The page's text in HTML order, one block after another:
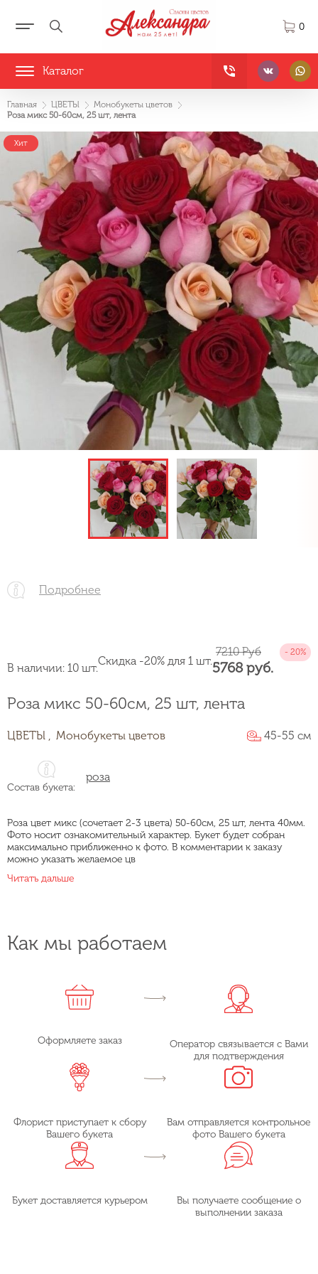
0
Каталог
Главная ЦВЕТЫ
Монобукеты цветов
Роза микс 50-60см, 25 шт, лента
Хит
Хит
Подробнее
Роза микс 50-60см, 25 шт, лента
ЦВЕТЫ , Монобукеты цветов 45-55 см
Состав букета:
роза
Роза цвет микс (сочетает 2-3 цвета) 50-60см, 25 шт, лента 40мм.
Фото носит ознакомительный характер. Букет будет собран
максимально приближенно к фото. В комментарии к заказу
можно указать желаемое цв
Читать дальше
В наличии: 10 шт.
Скидка -20% для 1 шт.5768 руб.
7210 Руб
Как мы работаем
Оформляете заказ
Оператор связывается с Вами
для подтверждения
Флорист приступает к сбору
Вашего букета
Вам отправляется контрольное
фото Вашего букета
Букет доставляется курьером
Вы получаете сообщение о
выполнении заказа